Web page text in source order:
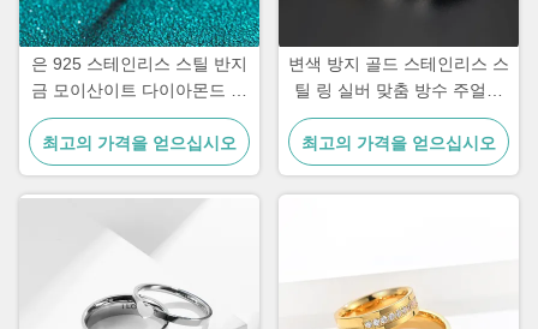
은 925 스테인리스 스틸 반지
금 모이산이트 다이아몬드 여
성 결혼 반지
최고의 가격을 얻으십시오
변색 방지 골드 스테인리스 스
틸 링 실버 맞춤 방수 주얼리
링
최고의 가격을 얻으십시오